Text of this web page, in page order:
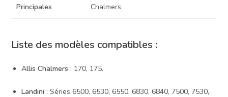
Principales
Chalmers
Liste des modèles compatibles :
Allis Chalmers : 170, 175.
Landini : Séries 6500, 6530, 6550, 6830, 6840, 7500, 7530,